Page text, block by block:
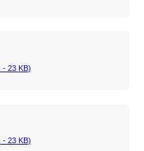
- 23 KB)
- 23 KB)